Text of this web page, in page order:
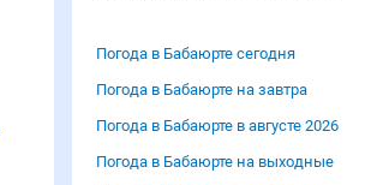
Погода в Бабаюрте сегодня
Погода в Бабаюрте на завтра
Погода в Бабаюрте в августе 2026
Погода в Бабаюрте на выходные